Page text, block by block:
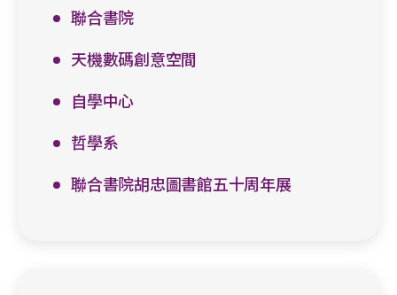
聯合書院
天機數碼創意空間
自學中心
哲學系
聯合書院胡忠圖書館五十周年展